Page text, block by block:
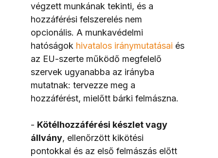
végzett munkának tekinti, és a
hozzáférési felszerelés nem
opcionális. A munkavédelmi
hatóságok hivatalos iránymutatásai és
az EU-szerte működő megfelelő
szervek ugyanabba az irányba
mutatnak: tervezze meg a
hozzáférést, mielőtt bárki felmászna.
- Kötélhozzáférési készlet vagy
állvány, ellenőrzött kikötési
pontokkal és az első felmászás előtt